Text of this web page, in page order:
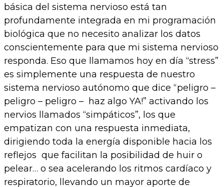
básica del sistema nervioso está tan
profundamente integrada en mi programación
biológica que no necesito analizar los datos
conscientemente para que mi sistema nervioso
responda. Eso que llamamos hoy en día “stress”
es simplemente una respuesta de nuestro
sistema nervioso autónomo que dice “peligro –
peligro – peligro – haz algo YA!” activando los
nervios llamados “simpáticos”, los que
empatizan con una respuesta inmediata,
dirigiendo toda la energía disponible hacia los
reflejos que facilitan la posibilidad de huir o
pelear… o sea acelerando los ritmos cardíaco y
respiratorio, llevando un mayor aporte de